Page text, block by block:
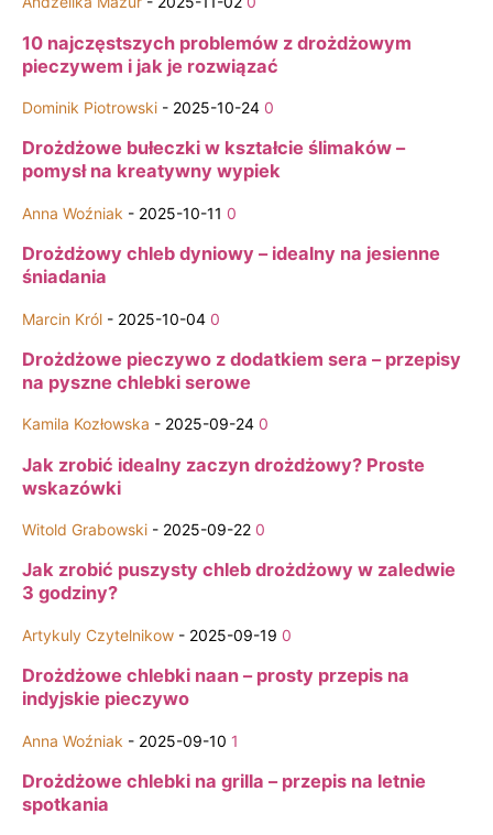
10 najczęstszych problemów z drożdżowym
pieczywem i jak je rozwiązać
Dominik Piotrowski - 2025-10-24 0
Drożdżowe bułeczki w kształcie ślimaków –
pomysł na kreatywny wypiek
Anna Woźniak - 2025-10-11 0
Drożdżowy chleb dyniowy – idealny na jesienne
śniadania
Marcin Król - 2025-10-04 0
Drożdżowe pieczywo z dodatkiem sera – przepisy
na pyszne chlebki serowe
Kamila Kozłowska - 2025-09-24 0
Jak zrobić idealny zaczyn drożdżowy? Proste
wskazówki
Witold Grabowski - 2025-09-22 0
Jak zrobić puszysty chleb drożdżowy w zaledwie
3 godziny?
Artykuly Czytelnikow - 2025-09-19 0
Drożdżowe chlebki naan – prosty przepis na
indyjskie pieczywo
Anna Woźniak - 2025-09-10 1
Drożdżowe chlebki na grilla – przepis na letnie
spotkania